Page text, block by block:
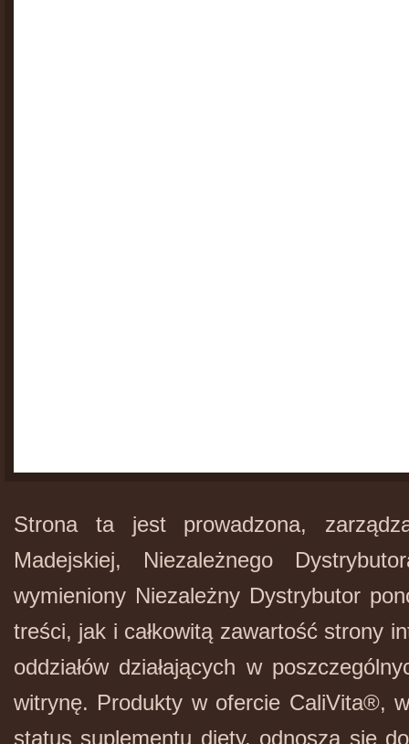
Strona ta jest prowadzona,
Madejskiej, Niezależnego
wymieniony Niezależny Dystrybutor
treści, jak i całkowitą zawartość strony
oddziałów działających w
witrynę. Produkty w ofercie CaliVita®,
status suplementu diety, odnoszą się